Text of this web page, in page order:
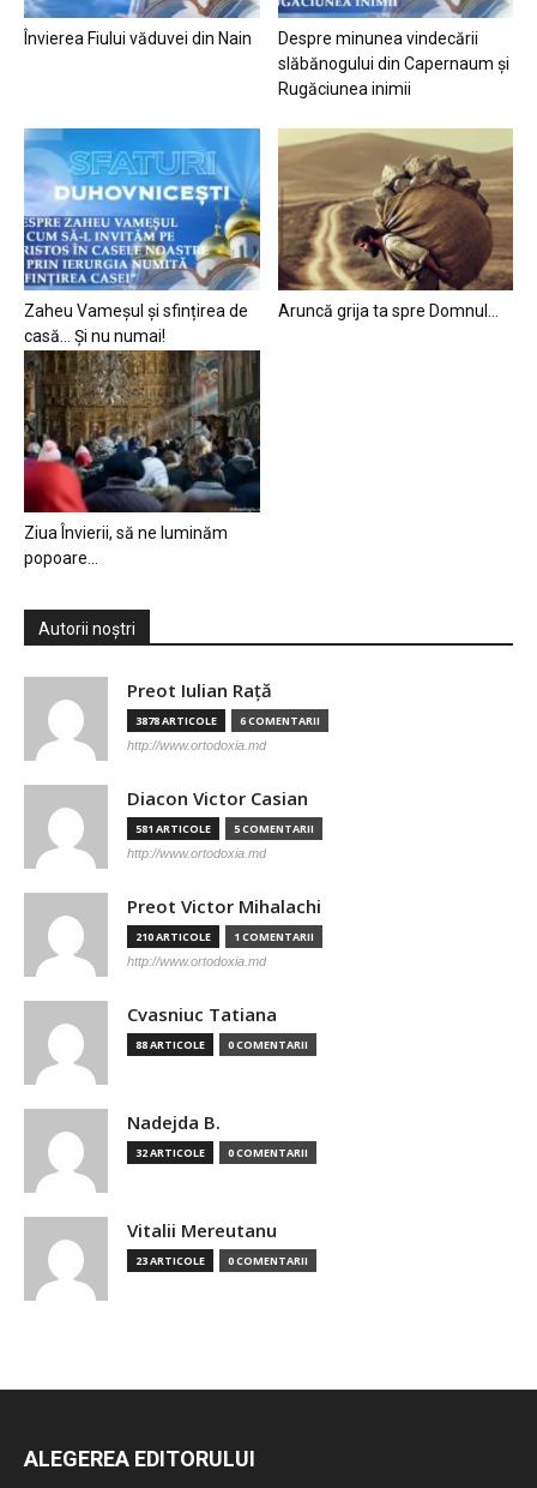
Învierea Fiului văduvei din Nain
Despre minunea vindecării
slăbănogului din Capernaum și
Rugăciunea inimii
Zaheu Vameșul și sfințirea de
casă… Și nu numai!
Aruncă grija ta spre Domnul…
Ziua Învierii, să ne luminăm
popoare…
Autorii noștri
Preot Iulian Raţă
3878 ARTICOLE 6 COMENTARII
http://www.ortodoxia.md
Diacon Victor Casian
581 ARTICOLE 5 COMENTARII
http://www.ortodoxia.md
Preot Victor Mihalachi
210 ARTICOLE 1 COMENTARII
http://www.ortodoxia.md
Cvasniuc Tatiana
88 ARTICOLE 0 COMENTARII
Nadejda B.
32 ARTICOLE 0 COMENTARII
Vitalii Mereutanu
23 ARTICOLE 0 COMENTARII
ALEGEREA EDITORULUI